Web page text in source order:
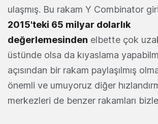
ulaşmış. Bu rakam Y Combinator
2015'teki 65 milyar dolarlık
değerlemesinden elbette çok
üstünde olsa da kıyaslama
açısından bir rakam paylaşılmış
önemli ve umuyoruz diğer
merkezleri de benzer rakamları